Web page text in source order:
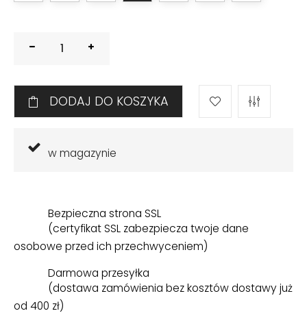
DODAJ DO KOSZYKA
w magazynie
Bezpieczna strona SSL
(certyfikat SSL zabezpiecza twoje dane
osobowe przed ich przechwyceniem)
Darmowa przesyłka
(dostawa zamówienia bez kosztów dostawy już
od 400 zł)